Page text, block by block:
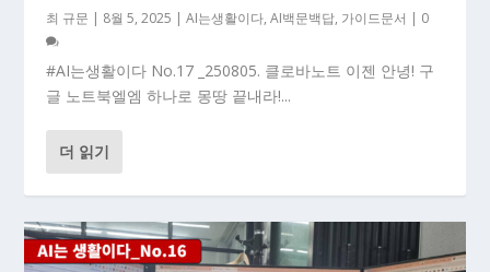
최 규문 | 8월 5, 2025 |AI는생활이다,AI백문백답, 가이드문서 | 0
#AI는생활이다 No.17 _250805. 클로바노트 이젠 안녕! 구
글 노트북엘엠 하나로 몽땅 끝내라!...
더 읽기